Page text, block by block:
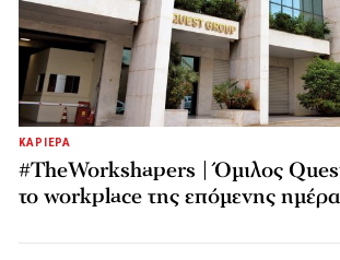
ΚΑΡΙΕΡΑ
#TheWorkshapers | Όμιλος
το workplace της επόμενης